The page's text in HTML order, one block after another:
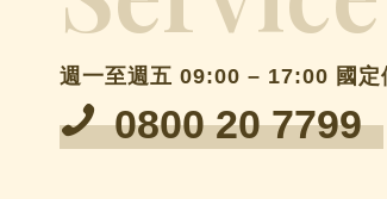
週一至週五 09:00 – 17:00 國定
0800 20 7799